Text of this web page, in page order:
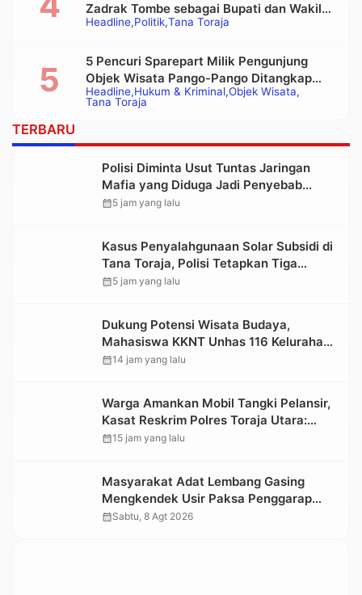
Headline Politik Tana Toraja
Zadrak Tombe sebagai Bupati dan Wakil
Bupati Tana Toraja Terpilih
Headline Hukum & Kriminal Objek Wisata
Tana Toraja
5 Pencuri Sparepart Milik Pengunjung
Objek Wisata Pango-Pango Ditangkap
Polisi
TERBARU
Polisi Diminta Usut Tuntas Jaringan
Mafia yang Diduga Jadi Penyebab
Kelangkaan BBM di Toraja
calendar_month5 jam yang lalu
Kasus Penyalahgunaan Solar Subsidi di
Tana Toraja, Polisi Tetapkan Tiga
Tersangka Baru
calendar_month5 jam yang lalu
Dukung Potensi Wisata Budaya,
Mahasiswa KKNT Unhas 116 Kelurahan
Nonongan Utara Pasang Papan
calendar_month14 jam yang lalu
Warga Amankan Mobil Tangki Pelansir,
Kasat Reskrim Polres Toraja Utara:
Proses Hukum Berjalan Transparan
calendar_month15 jam yang lalu
Masyarakat Adat Lembang Gasing
Mengkendek Usir Paksa Penggarap
yang Rusak Kawasan Hutan
calendar_monthSabtu, 8 Agt 2026